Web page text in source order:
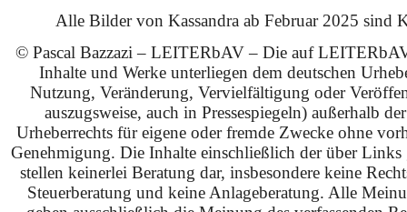
Alle Bilder von Kassandra ab Februar 2025 sind
© Pascal Bazzazi – LEITERbAV – Die auf
Inhalte und Werke unterliegen dem deutschen
Nutzung, Veränderung, Vervielfältigung oder
auszugsweise, auch in Pressespiegeln) außerhalb
Urheberrechts für eigene oder fremde Zwecke ohne
Genehmigung. Die Inhalte einschließlich der über Links
stellen keinerlei Beratung dar, insbesondere keine
Steuerberatung und keine Anlageberatung. Alle